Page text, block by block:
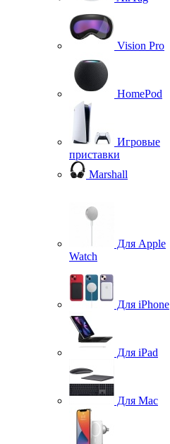
Vision Pro
HomePod
Игровые
приставки
Marshall
Для Apple
Watch
Для iPhone
Для iPad
Для Mac